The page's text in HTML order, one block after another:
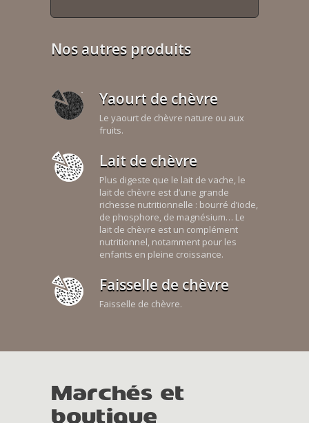
Nos autres produits
Yaourt de chèvre
Le yaourt de chèvre nature ou aux
fruits.
Lait de chèvre
Plus digeste que le lait de vache, le
lait de chèvre est d’une grande
richesse nutritionnelle : bourré d’iode,
de phosphore, de magnésium… Le
lait de chèvre est un complément
nutritionnel, notamment pour les
enfants en pleine croissance.
Faisselle de chèvre
Faisselle de chèvre.
Marchés et
boutique